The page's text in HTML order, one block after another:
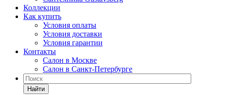
Коллекции
Как купить
Условия оплаты
Условия доставки
Условия гарантии
Контакты
Салон в Москве
Салон в Санкт-Петербурге
Найти